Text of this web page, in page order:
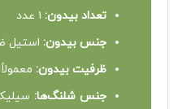
تعداد بیدون:
جنس بیدون: استیل
ظرفیت بیدون: معمولاً بین
جنس شلنگ‌ها: